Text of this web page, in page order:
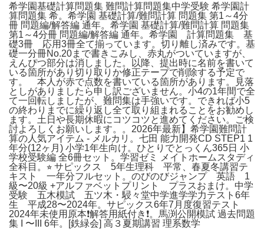
希学園基礎計算問題集 難問計算問題集中学受験 希学園計
算問題集 希。希学園 基礎計算/難問計算 問題集 第1～4分
冊 問題編/解答編 通年。希学園 基礎計算/難問計算 問題集
第1～4分冊 問題編/解答編 通年。希学園 計算問題集 基
礎3冊 応用3冊全て揃っています。切り離し済みです。基
礎一分冊No.20まで書きこみし、赤丸がついていますが、
えんぴつ部分は消しました。以降、提出時に名前を書いて
いる箇所があり切り取りか修正テープで削除する予定で
す。 本人が赤で点数を書いている箇所があります。見落
としがありましたら申し訳ございません。小4の1年間で全
て一回転しましたが、難問集は手強いです。できれば小5
の終わりまでに繰り返し全て取り組まれることをお勧めし
ます。土日や長期休暇にコツコツと進めてください。ご検
討よろしくお願いします。。2026年最新】希学園難問計
算の人気アイテム - メルカリ。七田 能力開発CD STEP1 1
年分(12ヶ月) 小学1年生向け。ひとりでとっくん365日 小
学校受験編 全6冊セット。学習ゼミ メイトホームスタディ
全科目。⭐︎ サピックス 5年生理科 平常、春夏冬講習テ
キスト 一年分フルセット。のびのびジャンプ 英語 1
級〜20級 +アルファベットプリント プラスおまけ。中学
受験 五木模試 五ツ木・駸々堂中学進学学力テスト6年
生 平成28〜2024年。サピックス6年7月度復習テスト
2024年未使用原本❗️解答用紙付き❗️。馬渕公開模試 過去問題
集 I 〜III 6年。[鉄緑会] 高３夏期講習 理系数学